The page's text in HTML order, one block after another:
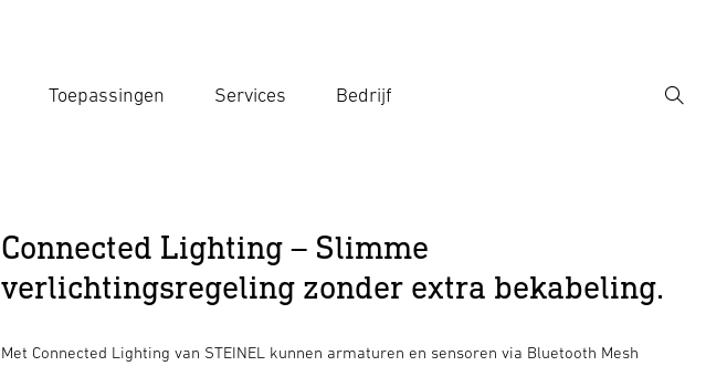
Toepassingen Services Bedrijf
Zoek
Connected Lighting – Slimme
verlichtingsregeling zonder extra bekabeling.
Met Connected Lighting van STEINEL kunnen armaturen en sensoren via Bluetooth Mesh